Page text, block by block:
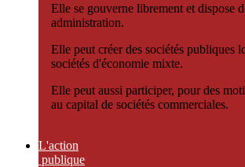
Elle se gouverne librement et dispose
administration.
Elle peut créer des sociétés publiques
sociétés d'économie mixte.
Elle peut aussi participer, pour des
au capital de sociétés commerciales.
L'action
publique